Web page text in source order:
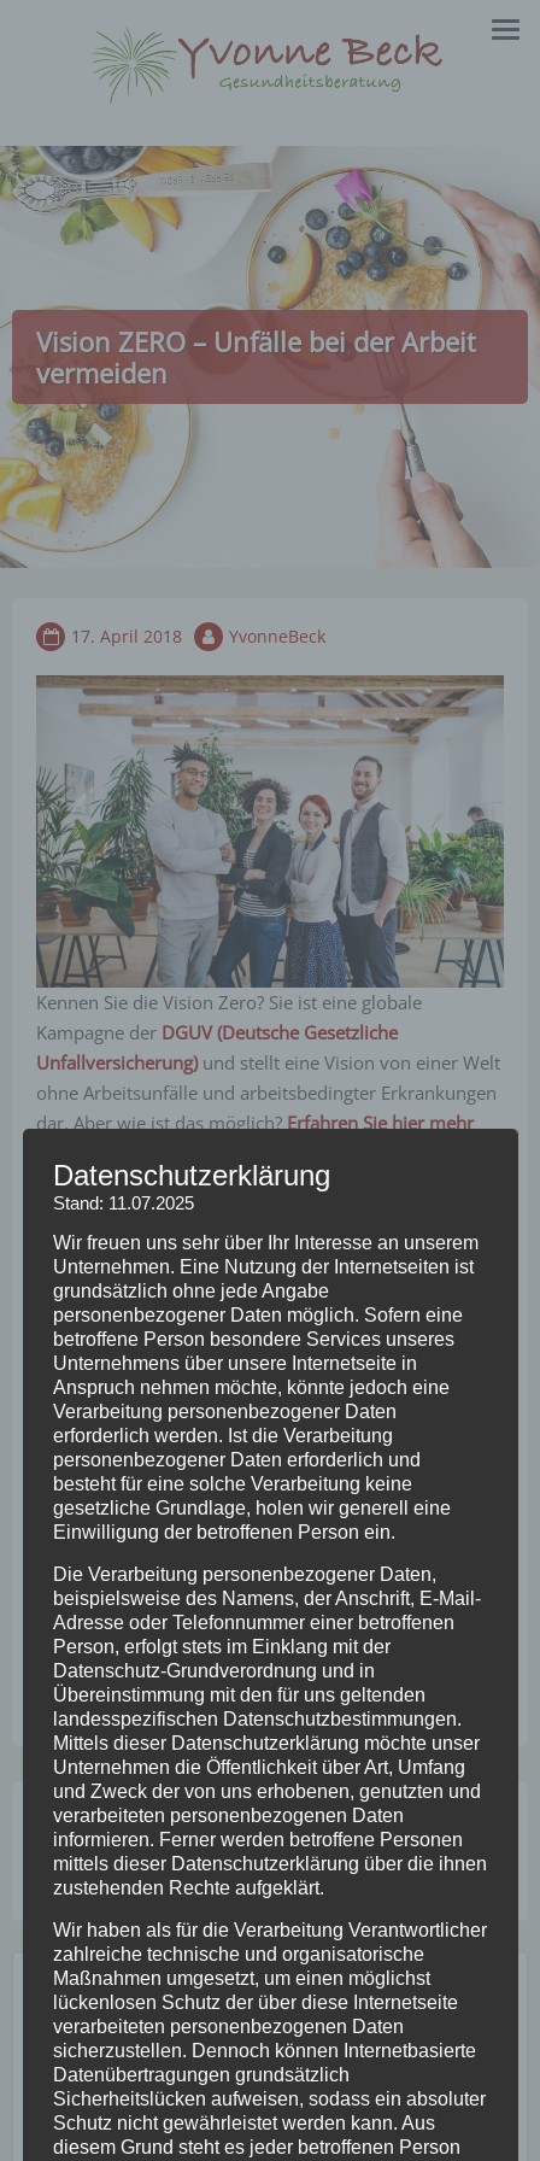
Vision ZERO – Unfälle bei der Arbeit
vermeiden
17. April 2018 YvonneBeck
Kennen Sie die Vision Zero? Sie ist eine globale
Kampagne der DGUV (Deutsche Gesetzliche
Unfallversicherung)und stellt eine Vision von einer Welt
ohne Arbeitsunfälle und arbeitsbedingter Erkrankungen
dar. Aber wie ist das möglich? Erfahren Sie hier mehr
Und wie Sie zukünftig noch besser Unfälle in Ihrem
Unternehmen vermeiden können, zeigt Ihnen der
„Leitfaden für die Umsetzung der Vision Zero im
Betrieb“.
Für die Entwicklung des Leitfadens wurden 700
Unternehmer/innen, Führungskräfte und betriebliche
Expertinnen und Experten gefragt, mit welchen
Maßnahmen gute Erfahrungen gemacht wurden und
was wirkt. Außerdem wurden die
Präventionsexpertinnen und Präventionsexperten des
BG RCI gefragt, was ihrer Erfahrung nach wesentliche
Voraussetzungen für sichere und gesunde Betriebe sind
und was zweckmäßig ist. All dies ist in diesen Leitfaden
eingeflossen und steht nun zur Anwendung für Sie
bereit.
Arbeitssicherheit ,Leitfaden, Unfälle
Beitragsnavigation
Studie zu psychischen
Belastungen im
Baugewerbe
Das war die Corporate
Health Convention 2018
GESUNDHEITSPOST ABONNIEREN:
Datenschutzerklärung
Stand: 11.07.2025
Wir freuen uns sehr über Ihr Interesse an unserem
Unternehmen. Eine Nutzung der Internetseiten ist
grundsätzlich ohne jede Angabe
personenbezogener Daten möglich. Sofern eine
betroffene Person besondere Services unseres
Unternehmens über unsere Internetseite in
Anspruch nehmen möchte, könnte jedoch eine
Verarbeitung personenbezogener Daten
erforderlich werden. Ist die Verarbeitung
personenbezogener Daten erforderlich und
besteht für eine solche Verarbeitung keine
gesetzliche Grundlage, holen wir generell eine
Einwilligung der betroffenen Person ein.
Die Verarbeitung personenbezogener Daten,
beispielsweise des Namens, der Anschrift, E-Mail-
Adresse oder Telefonnummer einer betroffenen
Person, erfolgt stets im Einklang mit der
Datenschutz-Grundverordnung und in
Übereinstimmung mit den für uns geltenden
landesspezifischen Datenschutzbestimmungen.
Mittels dieser Datenschutzerklärung möchte unser
Unternehmen die Öffentlichkeit über Art, Umfang
und Zweck der von uns erhobenen, genutzten und
verarbeiteten personenbezogenen Daten
informieren. Ferner werden betroffene Personen
mittels dieser Datenschutzerklärung über die ihnen
zustehenden Rechte aufgeklärt.
Wir haben als für die Verarbeitung Verantwortlicher
zahlreiche technische und organisatorische
Maßnahmen umgesetzt, um einen möglichst
lückenlosen Schutz der über diese Internetseite
verarbeiteten personenbezogenen Daten
sicherzustellen. Dennoch können Internetbasierte
Datenübertragungen grundsätzlich
Sicherheitslücken aufweisen, sodass ein absoluter
Schutz nicht gewährleistet werden kann. Aus
diesem Grund steht es jeder betroffenen Person